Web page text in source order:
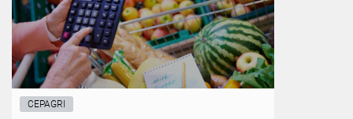
CEPAGRI